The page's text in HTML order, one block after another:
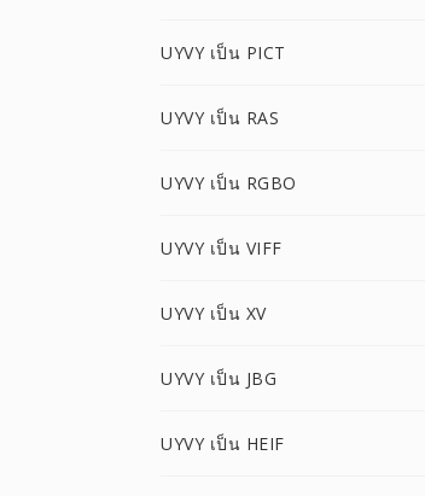
UYVY เป็น PICT
UYVY เป็น RAS
UYVY เป็น RGBO
UYVY เป็น VIFF
UYVY เป็น XV
UYVY เป็น JBG
UYVY เป็น HEIF